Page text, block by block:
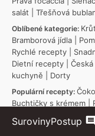
SurovinyPostup
salát
Třešňová
Oblíbené kategorie:
Bramborová jídla
Rychlé recepty
Dietní recepty
kuchyně
Dorty
Populární recepty:
Buchtičky s krémem
Koprová omáčka|